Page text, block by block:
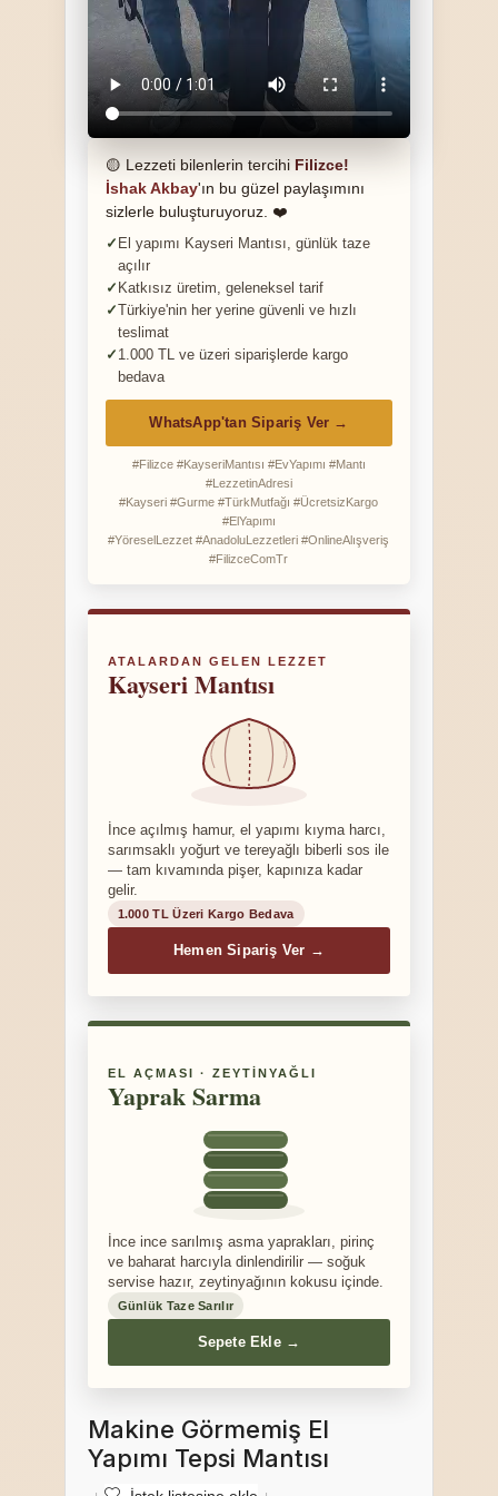
ATALARDAN GELEN LEZZET
Kayseri Mantısı
İnce açılmış hamur, el yapımı kıyma harcı,
sarımsaklı yoğurt ve tereyağlı biberli sos ile
— tam kıvamında pişer, kapınıza kadar
gelir.
1.000 TL Üzeri Kargo Bedava
Hemen Sipariş Ver →
🟡 Lezzeti bilenlerin tercihi Filizce!
İshak Akbay'ın bu güzel paylaşımını
sizlerle buluşturuyoruz. ❤️
El yapımı Kayseri Mantısı, günlük taze
açılır
Katkısız üretim, geleneksel tarif
Türkiye'nin her yerine güvenli ve hızlı
teslimat
1.000 TL ve üzeri siparişlerde kargo
bedava
WhatsApp'tan Sipariş Ver →
#Filizce #KayseriMantısı #EvYapımı #Mantı
#LezzetinAdresi
#Kayseri #Gurme #TürkMutfağı #ÜcretsizKargo
#ElYapımı
#YöreselLezzet #AnadoluLezzetleri #OnlineAlışveriş
#FilizceComTr
EL AÇMASI · ZEYTINYAĞLI
Yaprak Sarma
İnce ince sarılmış asma yaprakları, pirinç
ve baharat harcıyla dinlendirilir — soğuk
servise hazır, zeytinyağının kokusu içinde.
Günlük Taze Sarılır
Sepete Ekle →
Makine Görmemiş El
Yapımı Tepsi Mantısı